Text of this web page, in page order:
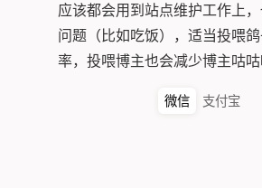
大部分应该都会用到站点维护工作上
人存活问题（比如吃饭），适当投喂
咕的概率，投喂博主也会减少博主咕
微信 支付宝